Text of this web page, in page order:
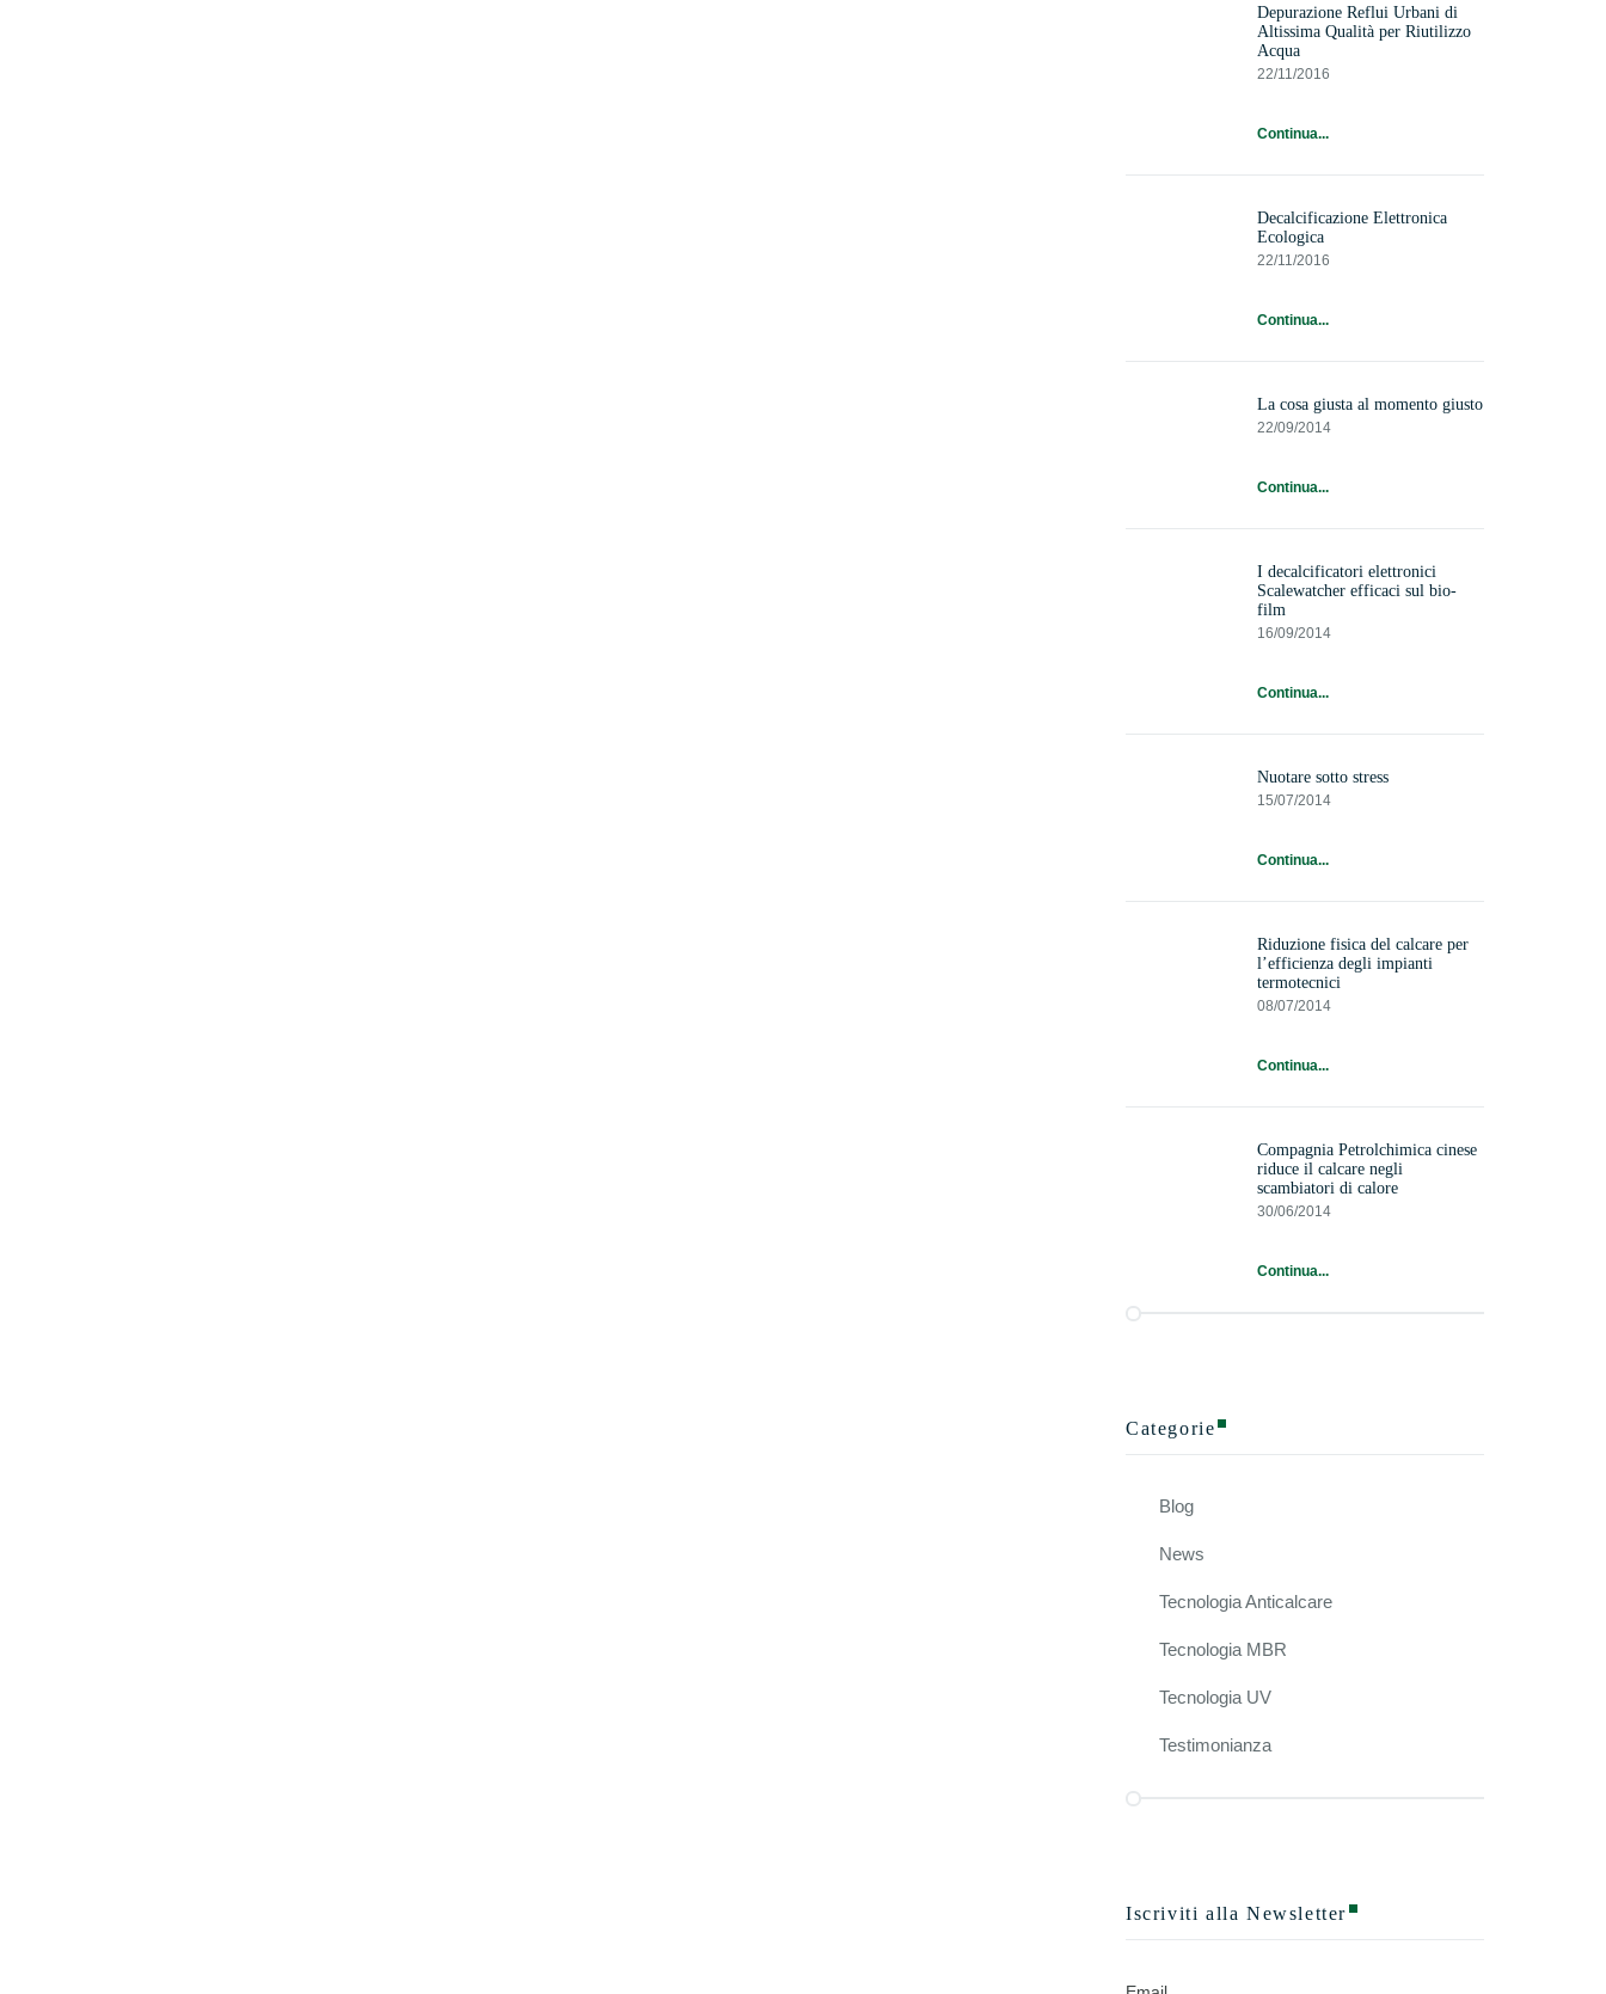
Depurazione Reflui Urbani di
Altissima Qualità per Riutilizzo
Acqua
22/11/2016
Continua...
Decalcificazione Elettronica
Ecologica
22/11/2016
Continua...
La cosa giusta al momento giusto
22/09/2014
Continua...
I decalcificatori elettronici
Scalewatcher efficaci sul bio-
film
16/09/2014
Continua...
Nuotare sotto stress
15/07/2014
Continua...
Riduzione fisica del calcare per
l’efficienza degli impianti
termotecnici
08/07/2014
Continua...
Compagnia Petrolchimica cinese
riduce il calcare negli
scambiatori di calore
30/06/2014
Continua...
Categorie
Blog
News
Tecnologia Anticalcare
Tecnologia MBR
Tecnologia UV
Testimonianza
Iscriviti alla Newsletter
Contatti
Roma Cap 00149